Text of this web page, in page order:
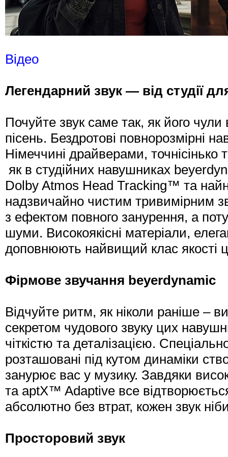
Відео
Легендарний звук — від студії
Почуйте звук саме так, як його
пісень. Бездротові повнорозмірні
Німеччині драйверами, точнісінько
як в студійних навушниках
Dolby Atmos Head Tracking™ та
надзвичайно чистим тривимірним
з ефектом повного занурення, а
шуми. Високоякісні матеріали,
доповнюють найвищий клас якості
Фірмове звучання beyerdynamic
Відчуйте ритм, як ніколи раніше –
секретом чудового звуку цих
чіткістю та деталізацією.
розташовані під кутом динаміки
занурює вас у музику. Завдяки
та aptX™ Adaptive все
абсолютно без втрат, кожен звук
Просторовий звук